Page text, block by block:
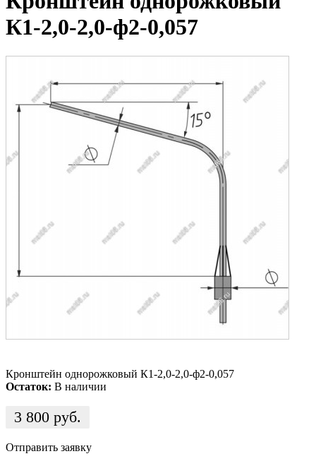
К1-2,0-2,0-ф2-0,057
Кронштейн однорожковый К1-2,0-2,0-ф2-0,057
Остаток: В наличии
3 800 руб.
Отправить заявку